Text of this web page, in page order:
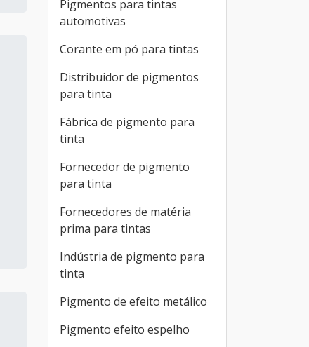
Pigmentos para tintas
automotivas
Corante em pó para tintas
Distribuidor de pigmentos
para tinta
Fábrica de pigmento para
tinta
Fornecedor de pigmento
para tinta
Fornecedores de matéria
prima para tintas
Indústria de pigmento para
tinta
Pigmento de efeito metálico
Pigmento efeito espelho